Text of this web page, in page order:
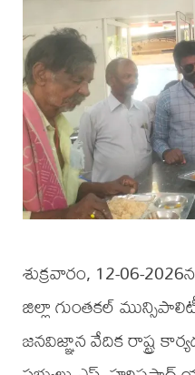
శుక్రవారం, 12-06-
జిల్లా గుంతకల్
జనవిజ్ఞాన వేదిక రాష్ట్ర